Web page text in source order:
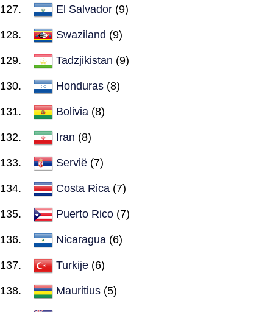
El Salvador (9)
Swaziland (9)
Tadzjikistan (9)
Honduras (8)
Bolivia (8)
Iran (8)
Servië (7)
Costa Rica (7)
Puerto Rico (7)
Nicaragua (6)
Turkije (6)
Mauritius (5)